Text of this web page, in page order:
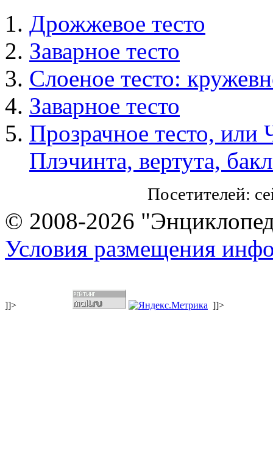
Дрожжевое тесто
Заварное тесто
Слоеное тесто:
Заварное тесто
Прозрачное тесто, или
Плэчинта, вертута,
Посетителей:
© 2008-2026
Условия размещения
]]> ]]>